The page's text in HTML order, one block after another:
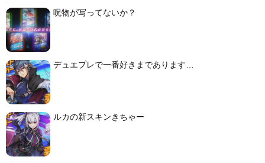
呪物が写ってないか？
デュエプレで一番好きまであります…
ルカの新スキンきちゃー